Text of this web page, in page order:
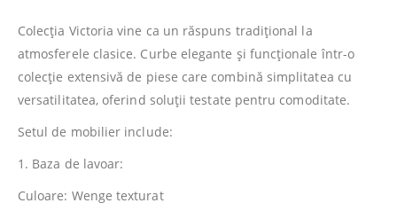
Colecţia Victoria vine ca un răspuns tradiţional la
atmosferele clasice. Curbe elegante şi funcţionale într-o
colecţie extensivă de piese care combină simplitatea cu
versatilitatea, oferind soluţii testate pentru comoditate.
Setul de mobilier include:
1. Baza de lavoar:
Culoare: Wenge texturat